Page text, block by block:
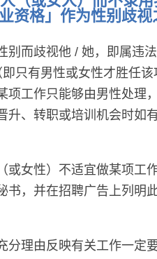
资格」作为性别歧视
别而歧视他 / 她，即属违
即只有男性或女性才胜任
项工作只能够由男性处理
升、转职或培训机会时如
或女性）不适宜做某项工
书，并在招聘广告上列明
分理由反映有关工作一定